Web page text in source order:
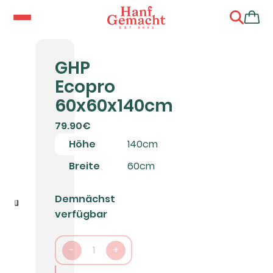
GHP
Ecopro
60x60x140cm
79.90€
Höhe
140cm
Breite
60cm
Demnächst
verfügbar
- 1 +